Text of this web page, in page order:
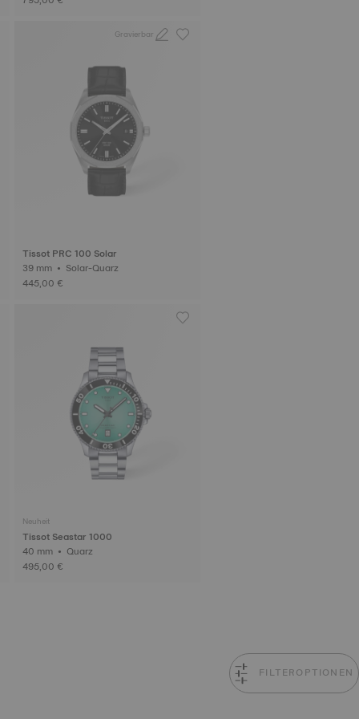
Gravierbar
Tissot PRC 100 Solar
39 mm • Solar-Quarz
445,00 €
Neuheit
Tissot Seastar 1000
40 mm • Quarz
495,00 €
FILTEROPTIONEN